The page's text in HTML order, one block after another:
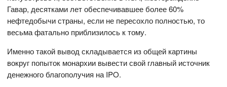
Гавар, десятками лет обеспечивавшее более 60%
нефтедобычи страны, если не пересохло полностью, то
весьма фатально приблизилось к тому.
Именно такой вывод складывается из общей картины
вокруг попыток монархии вывести свой главный источник
денежного благополучия на IPO.